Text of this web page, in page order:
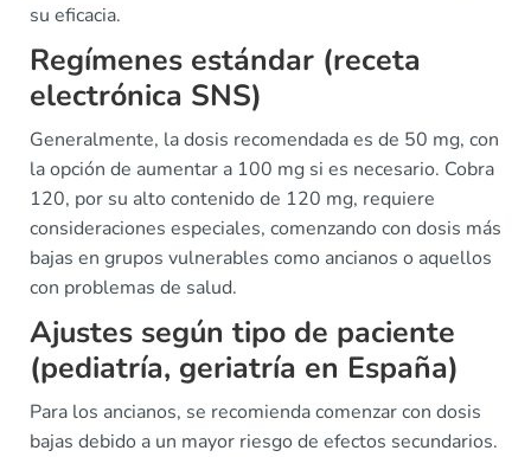
su eficacia.
Regímenes estándar (receta
electrónica SNS)
Generalmente, la dosis recomendada es de 50 mg, con
la opción de aumentar a 100 mg si es necesario. Cobra
120, por su alto contenido de 120 mg, requiere
consideraciones especiales, comenzando con dosis más
bajas en grupos vulnerables como ancianos o aquellos
con problemas de salud.
Ajustes según tipo de paciente
(pediatría, geriatría en España)
Para los ancianos, se recomienda comenzar con dosis
bajas debido a un mayor riesgo de efectos secundarios.